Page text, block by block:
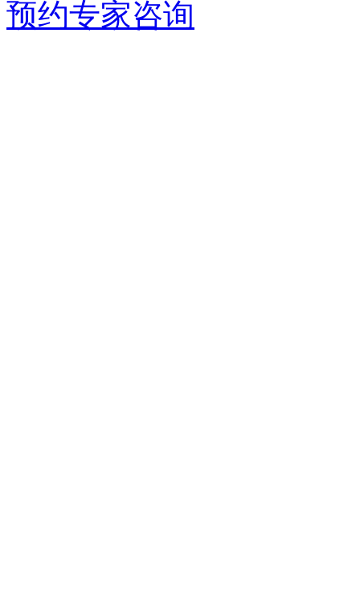
预约专家咨询